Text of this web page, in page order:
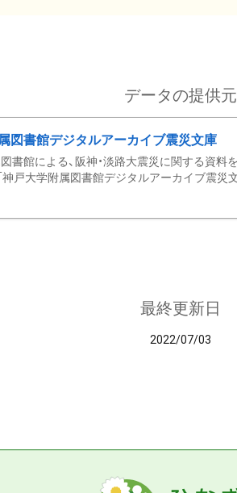
データの提供元
図書館デジタルアーカイブ震災文庫
書館による、阪神・淡路大震災に関する資料
神戸大学附属図書館デジタルアーカイブ震災文
最終更新日
2022/07/03